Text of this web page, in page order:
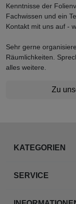
Kenntnisse der
Fachwissen und ein
Kontakt mit uns auf -
Sehr gerne
Räumlichkeiten.
alles weitere.
Zu
KATEGORIEN
SERVICE